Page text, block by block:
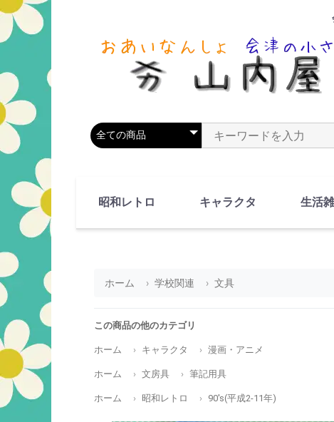
商品カテゴリを選択 商品名やキーワードを入力
昭和レトロ キャラクタ 生活
ホーム 学校関連 文具
この商品の他のカテゴリ
ホーム キャラクタ 漫画・アニメ
ホーム 文房具 筆記用具
ホーム 昭和レトロ 90's(平成2-11年)